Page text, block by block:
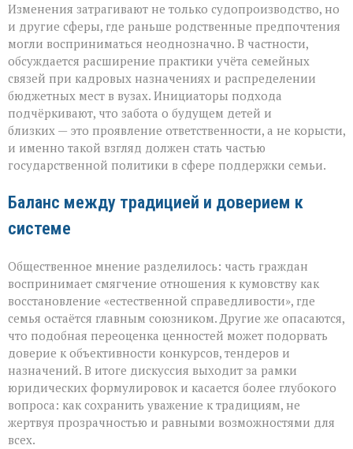
Изменения затрагивают не только судопроизводство, но
и другие сферы, где раньше родственные предпочтения
могли восприниматься неоднозначно. В частности,
обсуждается расширение практики учёта семейных
связей при кадровых назначениях и распределении
бюджетных мест в вузах. Инициаторы подхода
подчёркивают, что забота о будущем детей и
близких — это проявление ответственности, а не корысти,
и именно такой взгляд должен стать частью
государственной политики в сфере поддержки семьи.
Баланс между традицией и доверием к
системе
Общественное мнение разделилось: часть граждан
воспринимает смягчение отношения к кумовству как
восстановление «естественной справедливости», где
семья остаётся главным союзником. Другие же опасаются,
что подобная переоценка ценностей может подорвать
доверие к объективности конкурсов, тендеров и
назначений. В итоге дискуссия выходит за рамки
юридических формулировок и касается более глубокого
вопроса: как сохранить уважение к традициям, не
жертвуя прозрачностью и равными возможностями для
всех.